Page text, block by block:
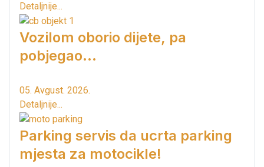
Detaljnije...
Vozilom oborio dijete, pa
pobjegao...
05. Avgust. 2026.
Detaljnije...
Parking servis da ucrta parking
mjesta za motocikle!